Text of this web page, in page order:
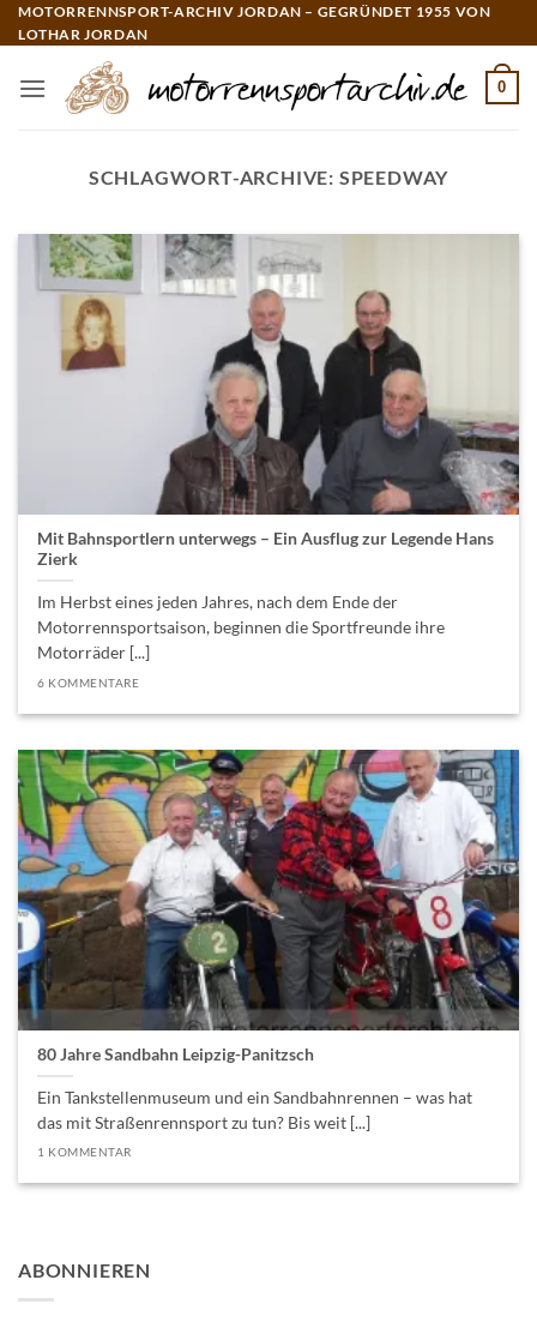
Zum
Inhalt
MOTORRENNSPORT-ARCHIV JORDAN – GEGRÜNDET 1955 VON
LOTHAR JORDAN
0
SCHLAGWORT-ARCHIVE: SPEEDWAY
Mit Bahnsportlern unterwegs – Ein Ausflug zur Legende Hans
Zierk
Im Herbst eines jeden Jahres, nach dem Ende der
Motorrennsportsaison, beginnen die Sportfreunde ihre
Motorräder [...]
6 KOMMENTARE
80 Jahre Sandbahn Leipzig-Panitzsch
Ein Tankstellenmuseum und ein Sandbahnrennen – was hat
das mit Straßenrennsport zu tun? Bis weit [...]
1 KOMMENTAR
ABONNIEREN